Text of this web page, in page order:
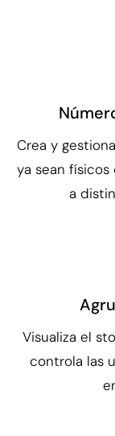
Crea y
ya sean físicos
a
Visualiza el
controla las